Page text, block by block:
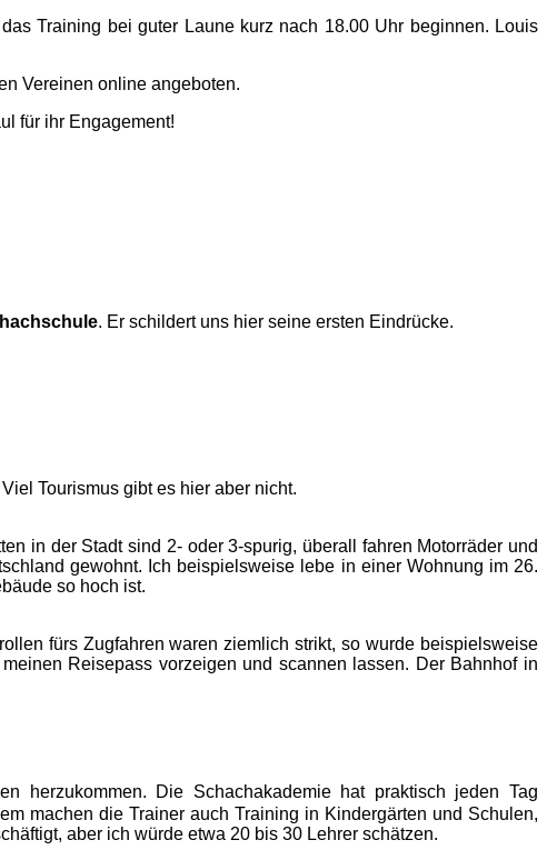
Training bei guter Laune kurz nach 18.00 Uhr beginnen. Louis
Vereinen online angeboten.
für ihr Engagement!
. Er schildert uns hier seine ersten Eindrücke.
Tourismus gibt es hier aber nicht.
in der Stadt sind 2- oder 3-spurig, überall fahren Motorräder und
gewohnt. Ich beispielsweise lebe in einer Wohnung im 26.
so hoch ist.
fürs Zugfahren waren ziemlich strikt, so wurde beispielsweise
Reisepass vorzeigen und scannen lassen. Der Bahnhof in
Die Schachakademie hat praktisch jeden Tag
machen die Trainer auch Training in Kindergärten und Schulen,
aber ich würde etwa 20 bis 30 Lehrer schätzen.